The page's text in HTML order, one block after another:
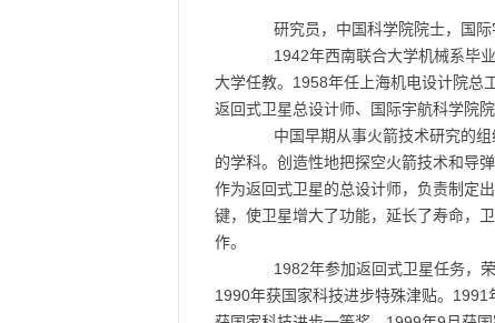
研究员，中国科学院院士，国际
1942年西南联合大学机械系毕业
大学任教。1958年任上海机电设计院总
返回式卫星总设计师、国际宇航科学院
中国早期从事火箭技术研究的组
的学科。创造性地把探空火箭技术和导
作为返回式卫星的总设计师，负责制定
键，使卫星增大了功能，延长了寿命，
作。
1982年参加返回式卫星任务，荣
1990年获国家科技进步特殊津贴。